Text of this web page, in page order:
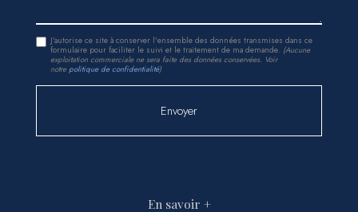
J'autorise ce site à conserver l'ensemble des données transmises dans ce
formulaire pour faciliter le suivi et le traitement de ma demande. (Aucune
exploitation commerciale ne sera faite des données conservées. Voir
notrepolitique de confidentialité)
En savoir +